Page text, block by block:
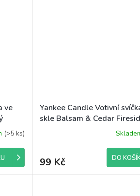
ve
(>5 ks)
Yankee Candle Votivní
skle Balsam & Cedar
99 Kč DO